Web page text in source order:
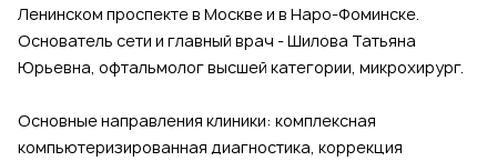
Ленинском проспекте в Москве и в Наро-Фоминске.
Основатель сети и главный врач - Шилова Татьяна
Юрьевна, оф­таль­мо­лог выс­шей ка­те­го­рии, мик­ро­хи­рург.
Основные направления клиники: комплексная
компьютеризированная диагностика, коррекция